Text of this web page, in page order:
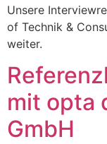
Unsere
of Technik &
weiter.
mit opta
GmbH